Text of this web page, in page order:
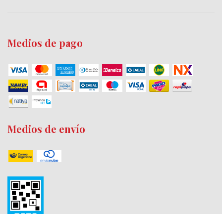
Medios de pago
Medios de envío